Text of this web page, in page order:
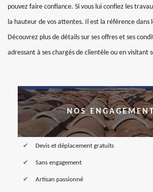
pouvez faire confiance. Si vous lui confiez les
la hauteur de vos attentes. Il est la référence dans
Découvrez plus de détails sur ses offres et ses
adressant à ses chargés de clientèle ou en visitant
NOS
Devis et déplacement gratuits
Sans engagement
Artisan passionné